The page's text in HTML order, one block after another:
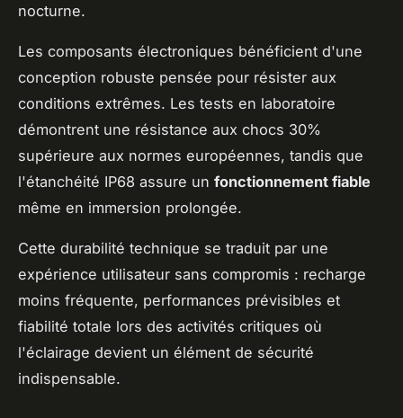
nocturne.
Les composants électroniques bénéficient d'une
conception robuste pensée pour résister aux
conditions extrêmes. Les tests en laboratoire
démontrent une résistance aux chocs 30%
supérieure aux normes européennes, tandis que
l'étanchéité IP68 assure un fonctionnement fiable
même en immersion prolongée.
Cette durabilité technique se traduit par une
expérience utilisateur sans compromis : recharge
moins fréquente, performances prévisibles et
fiabilité totale lors des activités critiques où
l'éclairage devient un élément de sécurité
indispensable.